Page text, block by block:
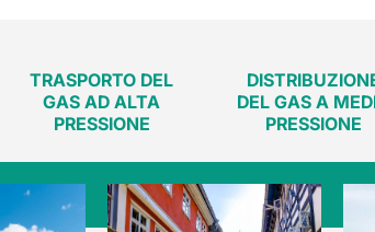
TRASPORTO DEL
GAS AD ALTA
PRESSIONE
DEL GAS A
PRESSIONE